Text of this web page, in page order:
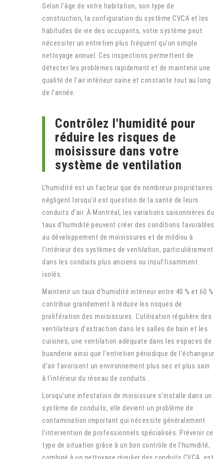
Selon l’âge de votre habitation, son type de
construction, la configuration du système CVCA et les
habitudes de vie des occupants, votre système peut
nécessiter un entretien plus fréquent qu’un simple
nettoyage annuel. Ces inspections permettent de
détecter les problèmes rapidement et de maintenir une
qualité de l’air intérieur saine et constante tout au long
de l’année.
Contrôlez l'humidité pour
réduire les risques de
moisissure dans votre
système de ventilation
L’humidité est un facteur que de nombreux propriétaires
négligent lorsqu’il est question de la santé de leurs
conduits d’air. À Montréal, les variations saisonnières du
taux d’humidité peuvent créer des conditions favorables
au développement de moisissures et de mildiou à
l’intérieur des systèmes de ventilation, particulièrement
dans les conduits plus anciens ou insuffisamment
isolés.
Maintenir un taux d’humidité intérieur entre 40 % et 60 %
contribue grandement à réduire les risques de
prolifération des moisissures. L’utilisation régulière des
ventilateurs d’extraction dans les salles de bain et les
cuisines, une ventilation adéquate dans les espaces de
buanderie ainsi que l’entretien périodique de l’échangeur
d’air favorisent un environnement plus sec et plus sain
à l’intérieur du réseau de conduits.
Lorsqu’une infestation de moisissure s’installe dans un
système de conduits, elle devient un problème de
contamination important qui nécessite généralement
l’intervention de professionnels spécialisés. Prévenir ce
type de situation grâce à un bon contrôle de l’humidité,
combiné à un nettoyage régulier des conduits CVCA, est